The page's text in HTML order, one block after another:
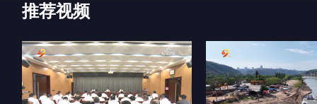
推荐视频